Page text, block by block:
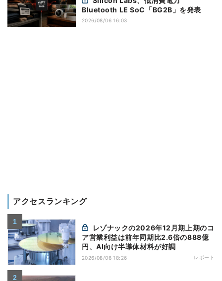
Bluetooth LE SoC「BG2B」を発表
2026/08/06 16:03
アクセスランキング
ア営業利益は前年同期比2.6倍の888億
円、AI向け半導体材料が好調
2026/08/06 18:26 レポート